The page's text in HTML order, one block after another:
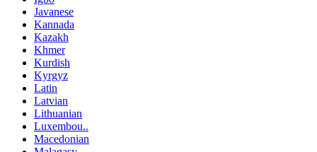
Javanese
Kannada
Kazakh
Khmer
Kurdish
Kyrgyz
Latin
Latvian
Lithuanian
Luxembou..
Macedonian